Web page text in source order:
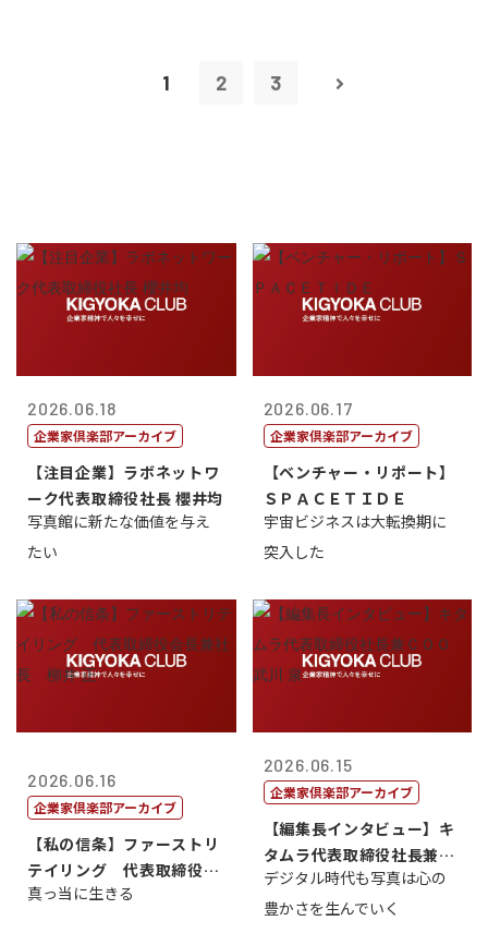
1 2 3
2026.06.18
企業家倶楽部アーカイブ
【注目企業】ラボネットワ
ーク代表取締役社長 櫻井均
写真館に新たな価値を与え
たい
2026.06.17
企業家倶楽部アーカイブ
【ベンチャー・リポート】
ＳＰＡＣＥＴＩＤＥ
宇宙ビジネスは大転換期に
突入した
2026.06.16
企業家倶楽部アーカイブ
【私の信条】ファーストリ
テイリング 代表取締役会
長兼社長 柳...
真っ当に生きる
2026.06.15
企業家倶楽部アーカイブ
【編集長インタビュー】キ
タムラ代表取締役社長兼Ｃ
ＯＯ 武川 ...
デジタル時代も写真は心の
豊かさを生んでいく